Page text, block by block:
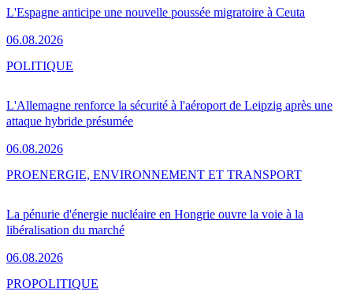
L'Espagne anticipe une nouvelle poussée migratoire à Ceuta
06.08.2026
L'Allemagne renforce la sécurité à l'aéroport de Leipzig après une
attaque hybride présumée
06.08.2026
POLITIQUE
La pénurie d'énergie nucléaire en Hongrie ouvre la voie à la
libéralisation du marché
06.08.2026
PROENERGIE, ENVIRONNEMENT ET TRANSPORT
PROPOLITIQUE